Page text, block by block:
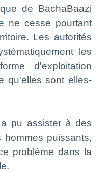
de BachaBaazi
ne cesse pourtant
Les autorités
les
d'exploitation
qu'elles sont elles-
pu assister à des
puissants,
problème dans la